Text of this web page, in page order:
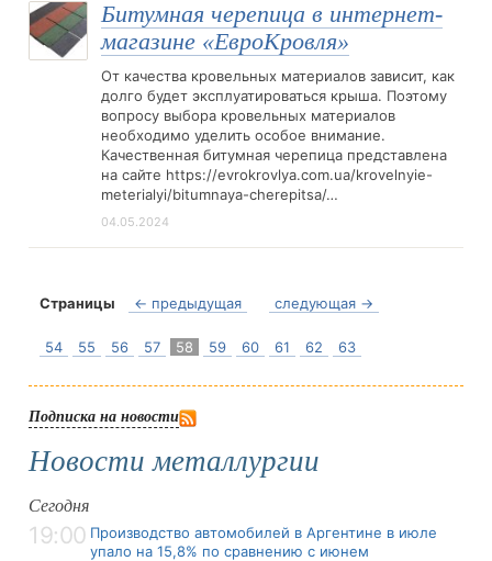
Битумная черепица в интернет-
магазине «ЕвроКровля»
От качества кровельных материалов зависит, как
долго будет эксплуатироваться крыша. Поэтому
вопросу выбора кровельных материалов
необходимо уделить особое внимание.
Качественная битумная черепица представлена
на сайте https://evrokrovlya.com.ua/krovelnyie-
meterialyi/bitumnaya-cherepitsa/…
04.05.2024
Страницы ← предыдущая следующая →
54 55 56 57 58 59 60 61 62 63
Подписка на новости
Новости металлургии
Сегодня
19:00 Производство автомобилей в Аргентине в июле
упало на 15,8% по сравнению с июнем